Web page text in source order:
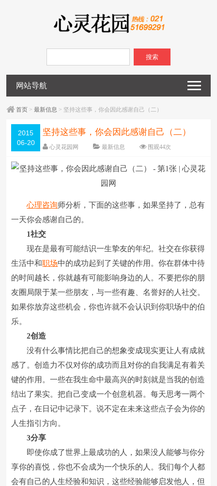
搜索
网站导航
首页 >最新信息 > 坚持这些事，你会因此感谢自己（二）
2015
06-20
坚持这些事，你会因此感谢自己（二）
心灵花园网 最新信息 围观44次
字体：大 中 小
心理咨询师分析，下面的这些事，如果坚持了，总有
一天你会感谢自己的。
1社交
现在是最有可能结识一生挚友的年纪。社交在你获得
生活中和职场中的成功起到了关键的作用。你在群体中待
的时间越长，你就越有可能影响身边的人。不要把你的朋
友圈局限于某一些朋友，与一些有趣、名誉好的人社交。
如果你放弃这些机会，你也许就不会认识到你职场中的伯
乐。
2创造
没有什么事情比把自己的想象变成现实更让人有成就
感了。创造力不仅对你的成功而且对你的自我满足有着关
键的作用。一些在我生命中最高兴的时刻就是当我的创造
结出了果实。把自己变成一个创意机器。每天思考一两个
点子，在日记中记录下。说不定在未来这些点子会为你的
人生指引方向。
3分享
即使你成了世界上最成功的人，如果没人能够与你分
享你的喜悦，你也不会成为一个快乐的人。我们每个人都
会有自己的人生经验和知识，这些经验能够启发他人，但